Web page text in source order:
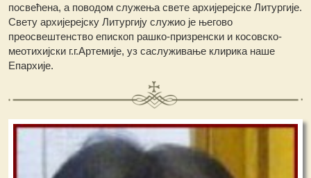
посвећена, а поводом служења свете архијерејске Литургије.
Свету архијерејску Литургију служио је његово
преосвештенство епископ рашко-призренски и косовско-
меотихијски г.г.Артемије, уз саслуживање клирика наше
Епархије.